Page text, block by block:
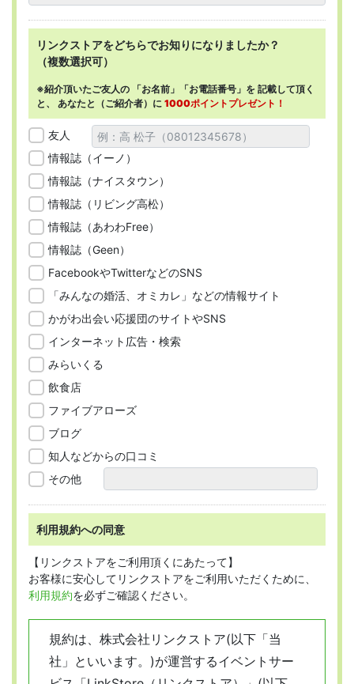
リンクストアをどちらでお知りになりましたか？
（複数選択可）
※紹介頂いたご友人の 「お名前」「お電話番号」を 記載して頂く
と、 あなたと（ご紹介者）に 1000ポイントプレゼント！
友人
情報誌（イーノ）
情報誌（ナイスタウン）
情報誌（リビング高松）
情報誌（あわわFree）
情報誌（Geen）
FacebookやTwitterなどのSNS
「みんなの婚活、オミカレ」などの情報サイト
かがわ出会い応援団のサイトやSNS
インターネット広告・検索
みらいくる
飲食店
ファイブアローズ
ブログ
知人などからの口コミ
その他
利用規約への同意
【リンクストアをご利用頂くにあたって】
お客様に安心してリンクストアをご利用いただくために、
利用規約を必ずご確認ください。
規約は、株式会社リンクストア(以下「当
社」といいます。)が運営するイベントサー